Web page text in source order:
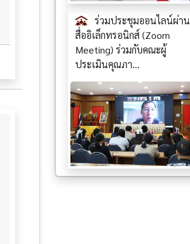
ร่วมประชุมออนไลน์ผ่าน
สื่ออิเล็กทรอนิกส์ (Zoom
Meeting) ร่วมกับคณะผู้
ประเมินคุณภา...